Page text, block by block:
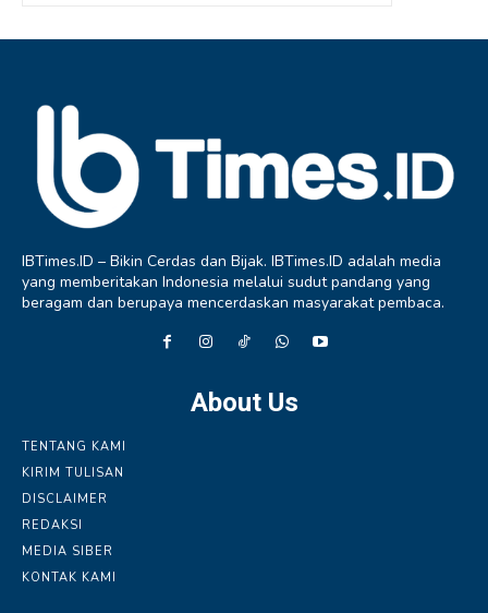
IBTimes.ID – Bikin Cerdas dan Bijak. IBTimes.ID adalah media
yang memberitakan Indonesia melalui sudut pandang yang
beragam dan berupaya mencerdaskan masyarakat pembaca.
About Us
TENTANG KAMI
KIRIM TULISAN
DISCLAIMER
REDAKSI
MEDIA SIBER
KONTAK KAMI